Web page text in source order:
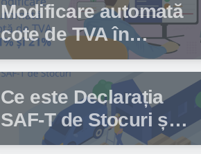
Modificare automată
cote de TVA în
programul de
facturare Facturis
Ce este Declarația
SAF-T de Stocuri și
cine trebuie să